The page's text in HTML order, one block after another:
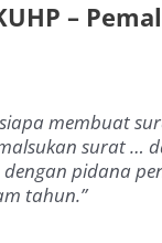
–
membuat
surat …
pidana
tahun.”